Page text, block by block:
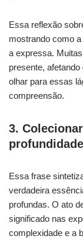
Essa reflexão
mostrando como
a expressa.
presente,
olhar para essas
compreensão.
3.
Essa frase
verdadeira
profundas. O ato
significado nas
complexidade e a